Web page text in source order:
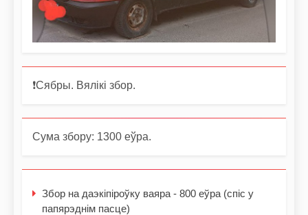
❗️Сябры. Вялікі збор.
Сума збору: 1300 еўра.
Збор на даэкіпіроўку ваяра - 800 еўра (спіс у
папярэднім пасце)